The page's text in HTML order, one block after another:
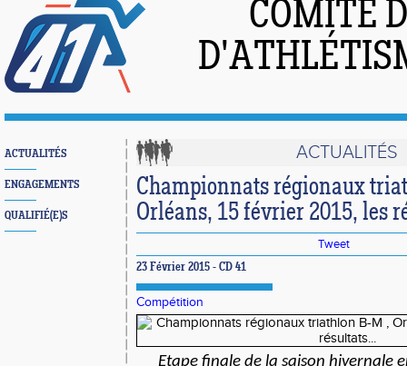
COMITÉ
ACTUALITÉS
ENGAGEMENTS
QUALIFIÉ(E)S
ACTUALITÉS
Championnats régionaux
Orléans, 15 février 2015, les
Tweet
23 Février 2015 - CD 41
Compétition
Etape finale de la saison hivernale